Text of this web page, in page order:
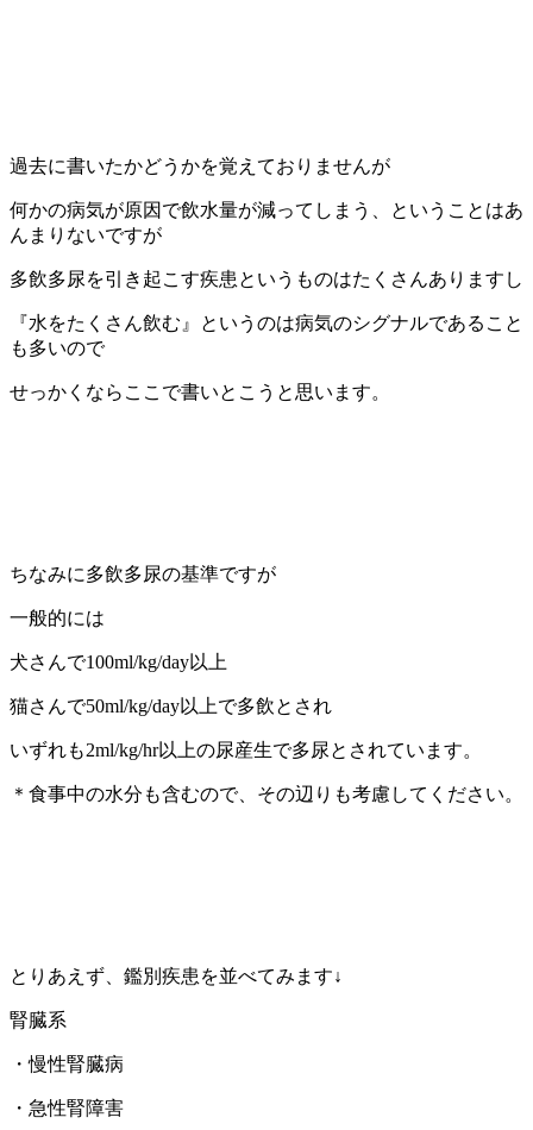
過去に書いたかどうかを覚えておりませんが
何かの病気が原因で飲水量が減ってしまう、ということはあ
んまりないですが
多飲多尿を引き起こす疾患というものはたくさんありますし
『水をたくさん飲む』というのは病気のシグナルであること
も多いので
せっかくならここで書いとこうと思います。
ちなみに多飲多尿の基準ですが
一般的には
犬さんで100ml/kg/day以上
猫さんで50ml/kg/day以上で多飲とされ
いずれも2ml/kg/hr以上の尿産生で多尿とされています。
＊食事中の水分も含むので、その辺りも考慮してください。
とりあえず、鑑別疾患を並べてみます↓
腎臓系
・慢性腎臓病
・急性腎障害